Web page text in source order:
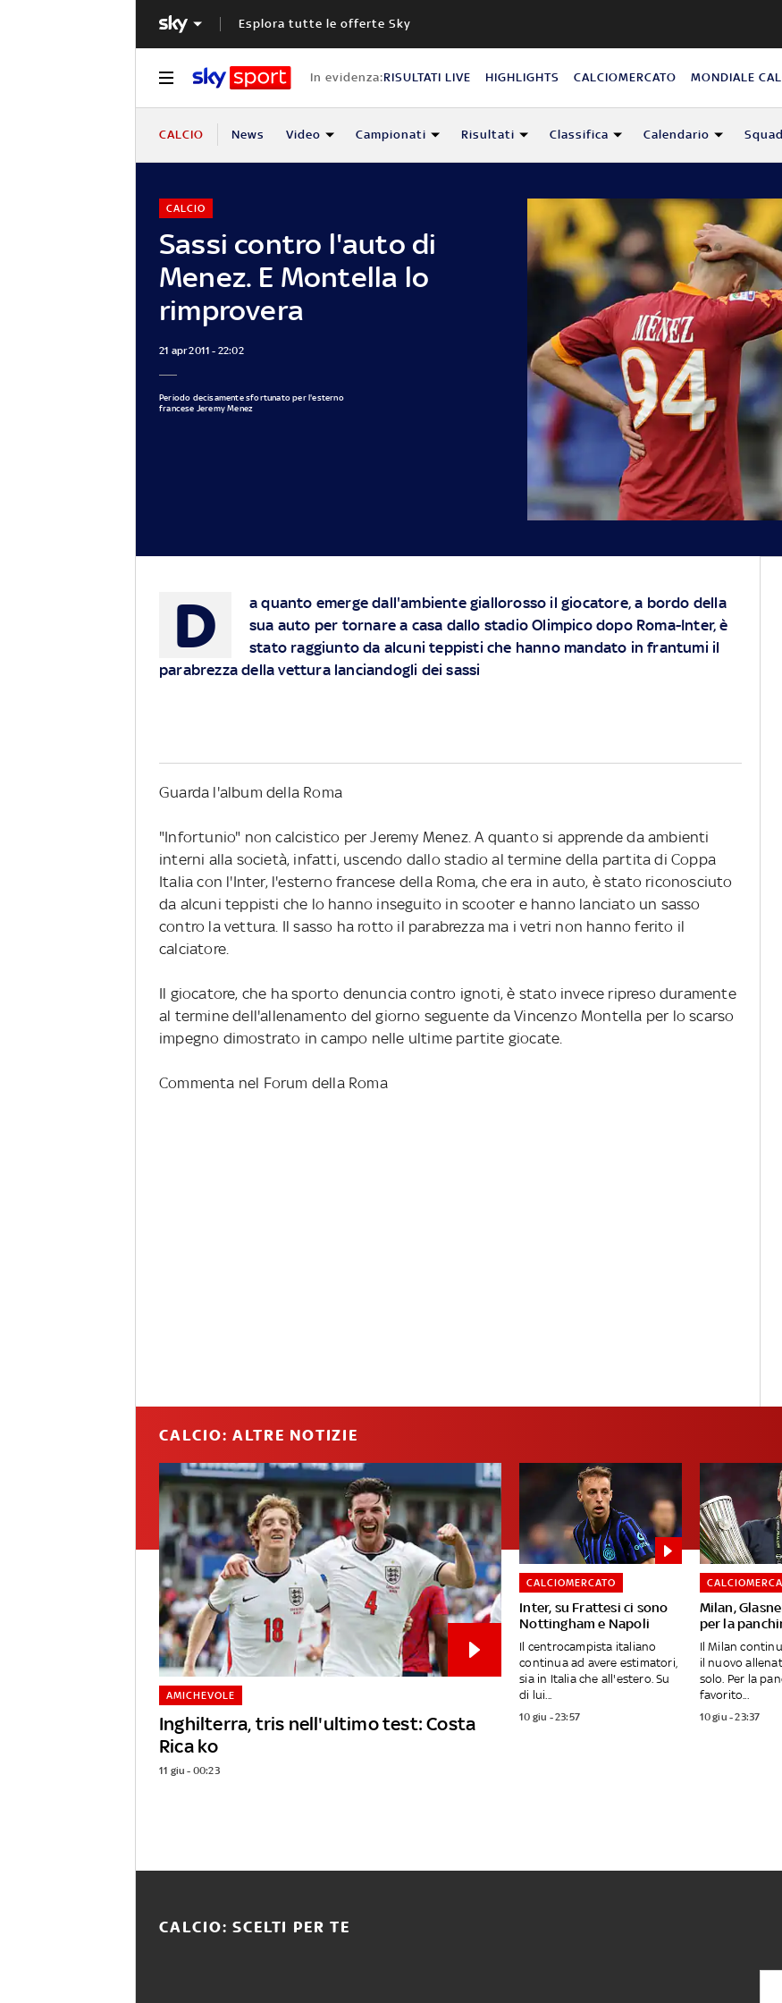
Esplora tutte le offerte Sky
In evidenza:RISULTATI LIVE HIGHLIGHTS CALCIOMERCATO MONDIALE
CALCIO News Video Campionati Risultati Classifica Calendario
Sassi contro l'auto di
Menez. E Montella lo
rimprovera
CALCIO
21 apr 2011 - 22:02
Periodo decisamente sfortunato per l'esterno
francese Jeremy Menez
D
a quanto emerge dall'ambiente giallorosso il giocatore, a bordo della
sua auto per tornare a casa dallo stadio Olimpico dopo Roma-Inter, è
stato raggiunto da alcuni teppisti che hanno mandato in frantumi il
parabrezza della vettura lanciandogli dei sassi
Guarda l'album della Roma
"Infortunio" non calcistico per Jeremy Menez. A quanto si apprende da ambienti
interni alla società, infatti, uscendo dallo stadio al termine della partita di Coppa
Italia con l'Inter, l'esterno francese della Roma, che era in auto, è stato riconosciuto
da alcuni teppisti che lo hanno inseguito in scooter e hanno lanciato un sasso
contro la vettura. Il sasso ha rotto il parabrezza ma i vetri non hanno ferito il
calciatore.
Il giocatore, che ha sporto denuncia contro ignoti, è stato invece ripreso duramente
al termine dell'allenamento del giorno seguente da Vincenzo Montella per lo scarso
impegno dimostrato in campo nelle ultime partite giocate.
Commenta nel Forum della Roma
CALCIO: ALTRE NOTIZIE
Inghilterra, tris nell'ultimo test: Costa
Rica ko
AMICHEVOLE
11 giu - 00:23
Inter, su Frattesi ci sono
Nottingham e Napoli
CALCIOMERCATO
Il centrocampista italiano
continua ad avere estimatori,
sia in Italia che all'estero. Su
di lui...
10 giu - 23:57
Milan,
per la
Il Milan
il nuovo
solo. Per la
favorito...
10 giu - 23:37
CALCIO: SCELTI PER TE